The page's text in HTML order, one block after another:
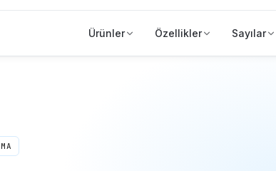
Ürünler Özellikler Sayılar